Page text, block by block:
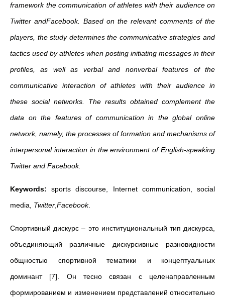
framework the communication of athletes with their audience on
Twitter andFacebook. Based on the relevant comments of the
players, the study determines the communicative strategies and
tactics used by athletes when posting initiating messages in their
profiles, as well as verbal and nonverbal features of the
communicative interaction of athletes with their audience in
these social networks. The results obtained complement the
data on the features of communication in the global online
network, namely, the processes of formation and mechanisms of
interpersonal interaction in the environment of English-speaking
Twitter and Facebook.
Keywords: sports discourse, Internet communication, social
media, Twitter Facebook.
Спортивный дискурс – это институциональный тип дискурса,
объединяющий различные дискурсивные разновидности
общностью спортивной тематики и концептуальных
доминант [7]. Он тесно связан с целенаправленным
формированием и изменением представлений относительно